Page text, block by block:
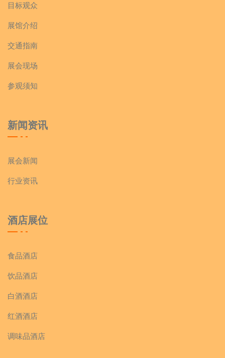
目标观众
展馆介绍
交通指南
展会现场
参观须知
新闻资讯
展会新闻
行业资讯
酒店展位
食品酒店
饮品酒店
白酒酒店
红酒酒店
调味品酒店